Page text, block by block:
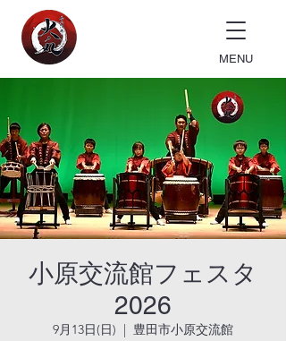
MENU
小原交流館フェスタ
2026
9月13日(日)
  |
豊田市小原交流館